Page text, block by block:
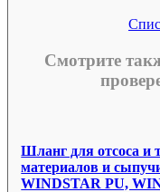
Смотрите
Шланг для отсоса и
материалов и
WINDSTAR PU,